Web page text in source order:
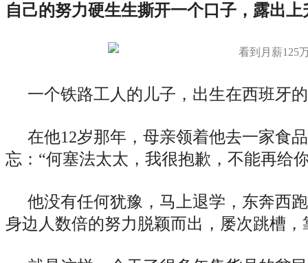
自己的努力硬生生撕开一个口子，露出上
一个铁路工人的儿子，出生在西班牙
在他12岁那年，母亲领着他去一家食
忘：“何塞法太太，我很抱歉，不能再给
他没有任何犹豫，马上退学，东奔西
身边人数倍的努力脱颖而出，屡次跳槽